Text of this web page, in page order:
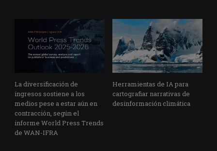
La diversificación de
ingresos sostiene a los
medios pese a estar aún en
contracción, según el
informe World Press Trends
de WAN-IFRA
Herramientas de IA para
cartografiar narrativas de
desinformación climática